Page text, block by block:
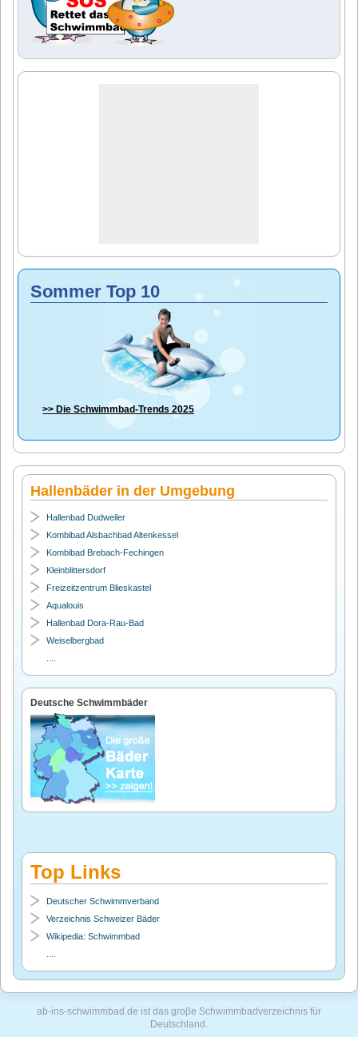
Sommer Top 10
>> DieSchwimmbad-Trends 2025
Hallenbäder in der Umgebung
Hallenbad Dudweiler
Kombibad Alsbachbad Altenkessel
Kombibad Brebach-Fechingen
Kleinblittersdorf
Freizeitzentrum Blieskastel
Aqualouis
Hallenbad Dora-Rau-Bad
Weiselbergbad
Deutsche Schwimmbäder
Top Links
Deutscher Schwimmverband
Verzeichnis Schweizer Bäder
Wikipedia: Schwimmbad
ab-ins-schwimmbad.de ist das groβe Schwimmbadverzeichnis für
Deutschland.